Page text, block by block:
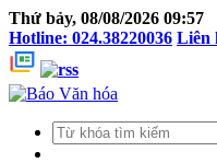
Thứ bảy, 08/08/2026 09:57
Hotline: 024.38220036 Liên